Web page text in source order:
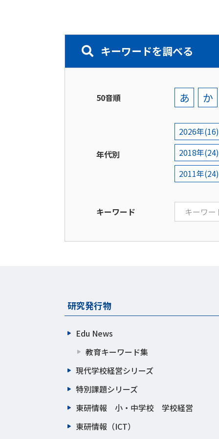
キーワードを調べる
50音順 あ か
年代別
2026年(16)
2018年(24)
2011年(24)
キーワード
研究発行物
Edu News
教育キーワード集
現代学校経営シリーズ
特別課題シリーズ
東研情報 小・中学校 学校経営
東研情報（ICT）